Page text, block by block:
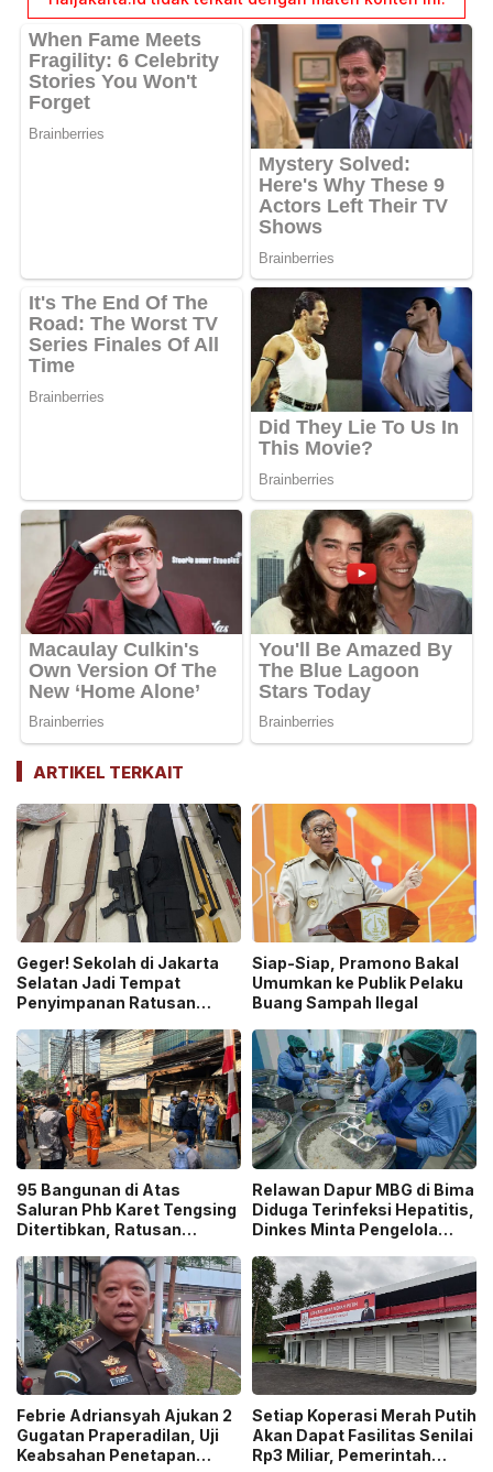
ARTIKEL TERKAIT
Geger! Sekolah di Jakarta
Selatan Jadi Tempat
Penyimpanan Ratusan
Pemilik
Siap-Siap, Pramono Bakal
Umumkan ke Publik Pelaku
Buang Sampah Ilegal
95 Bangunan di Atas
Saluran Phb Karet Tengsing
Ditertibkan, Ratusan
Dikerahkan
Relawan Dapur MBG di Bima
Diduga Terinfeksi Hepatitis,
Dinkes Minta Pengelola
Febrie Adriansyah Ajukan 2
Gugatan Praperadilan, Uji
Keabsahan Penetapan
Setiap Koperasi Merah Putih
Akan Dapat Fasilitas Senilai
Rp3 Miliar, Pemerintah